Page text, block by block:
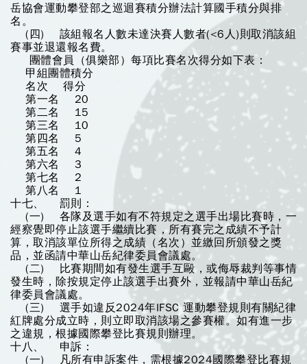
岳協會運動攀登部之巡迴賽積分辦法計算國手積分與排
名。
(四) 該組報名人數未達決賽人數者(<6人)則取消該組
賽事並退還報名費。
團體會員（俱樂部）每項比賽名次得分如下表：
甲組團體積分
名次 得分
第一名 20
第二名 15
第三名 10
第四名 5
第五名 4
第六名 3
第七名 2
第八名 1
十七、 罰則：
(一) 各隊及選手如有不符規定之選手出場比賽時，一
經察覺即停止該選手繼續比賽，所有賽完之成績不予計
算，取消該單位所得之成績（名次）並繳回所頒發之獎
品，並函請中華山岳紀律委員會議處。
(二) 比賽期間如有發生選手互毆，或侮辱裁判等事情
發生時，除按規定停止該選手出賽外，並報請中華山岳紀
律委員會議處。
(三) 選手如違反2024年IFSC 運動攀登規則有關紀律
紅牌處分成立時，則立即取消該場之參賽權。如有進一步
之違規，根據國際攀登比賽規則辦理。
十八、 申訴：
(一) 凡所有申訴案件，需根據2024國際攀登比賽規